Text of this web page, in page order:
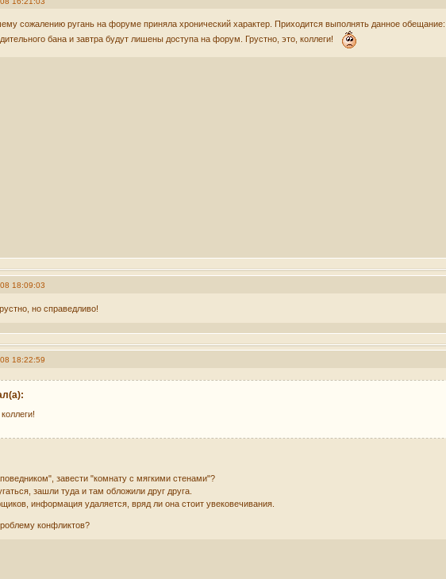
сожалению ругань на форуме приняла хронический характер. Приходится выполнять данное
бана и завтра будут лишены доступа на форум. Грустно, это, коллеги!
18:09:03
но справедливо!
18:22:59
завести "комнату с мягкими стенами"?
зашли туда и там обложили друг друга.
информация удаляется, вряд ли она стоит увековечивания.
конфликтов?